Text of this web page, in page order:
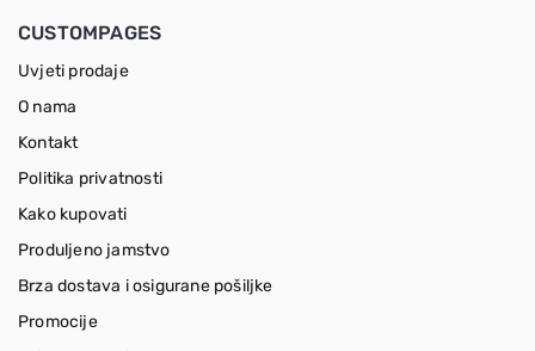
CUSTOMPAGES
Uvjeti prodaje
O nama
Kontakt
Politika privatnosti
Kako kupovati
Produljeno jamstvo
Brza dostava i osigurane pošiljke
Promocije